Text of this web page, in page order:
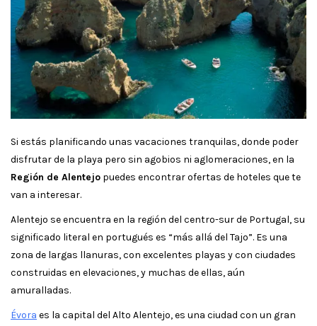
Si estás planificando unas vacaciones tranquilas, donde poder
disfrutar de la playa pero sin agobios ni aglomeraciones, en la
Región de Alentejo puedes encontrar ofertas de hoteles que te
van a interesar.
Alentejo se encuentra en la región del centro-sur de Portugal, su
significado literal en portugués es “más allá del Tajo”. Es una
zona de largas llanuras, con excelentes playas y con ciudades
construidas en elevaciones, y muchas de ellas, aún
amuralladas.
Évora es la capital del Alto Alentejo, es una ciudad con un gran